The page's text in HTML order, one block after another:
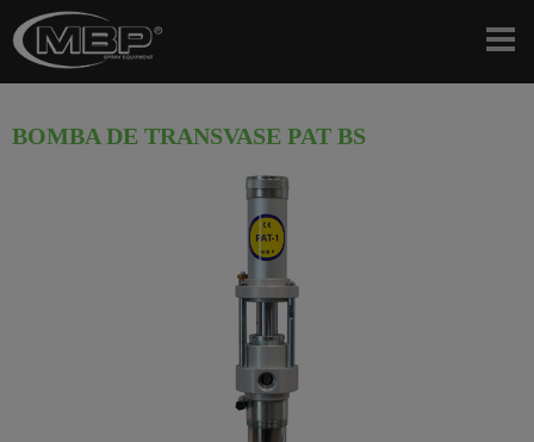
BOMBA DE TRANSVASE PAT BS